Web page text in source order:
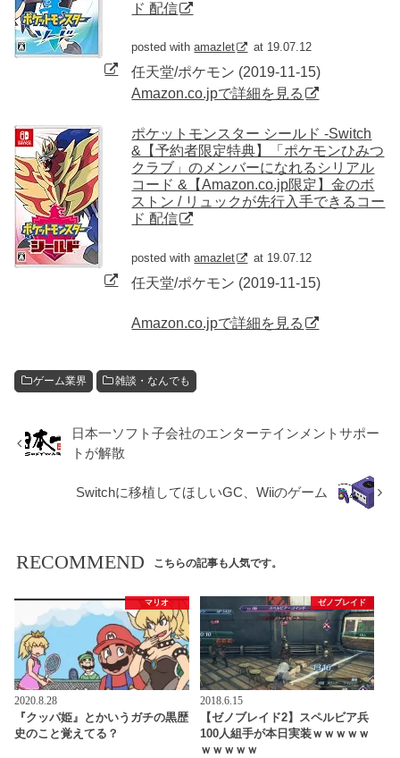
ド 配信
posted withamazlet at 19.07.12
任天堂/ポケモン (2019-11-15)
Amazon.co.jpで詳細を見る
ポケットモンスター シールド -Switch
&【予約者限定特典】「ポケモンひみつ
クラブ」のメンバーになれるシリアル
コード &【Amazon.co.jp限定】金のボ
ストン / リュックが先行入手できるコー
ド 配信
posted withamazlet at 19.07.12
任天堂/ポケモン (2019-11-15)
Amazon.co.jpで詳細を見る
ゲーム業界 雑談・なんでも
日本一ソフト子会社のエンターテインメントサポー
トが解散
Switchに移植してほしいGC、Wiiのゲーム
RECOMMEND こちらの記事も人気です。
マリオ
2020.8.28
『クッパ姫』とかいうガチの黒歴
史のこと覚えてる？
ゼノブレイド
2018.6.15
【ゼノブレイド2】スペルビア兵
100人組手が本日実装ｗｗｗｗｗ
ｗｗｗｗｗ